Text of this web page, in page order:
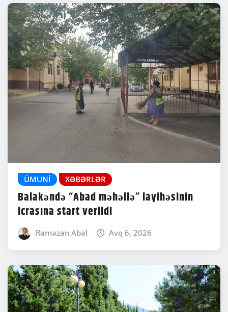
ÜMUNI XƏBƏRLƏR
Balakəndə “Abad məhəllə” layihəsinin
icrasına start verildi
Ramazan Abal Avq 6, 2026